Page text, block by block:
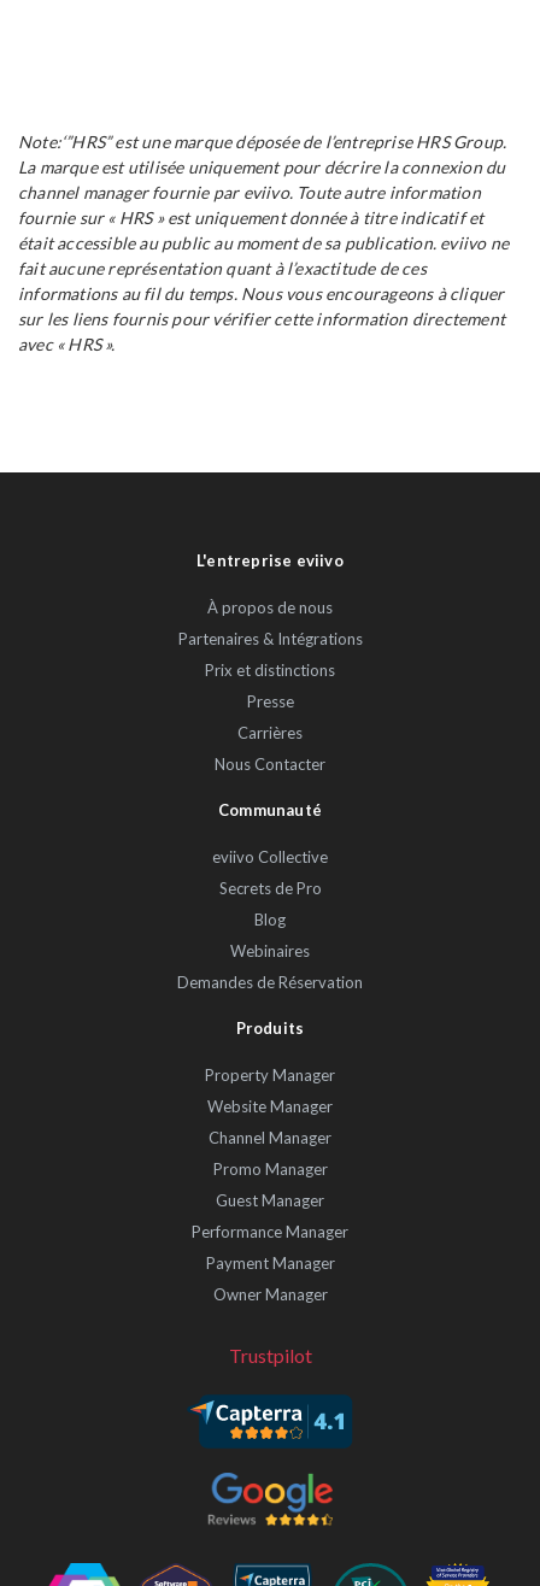
Note:‘”HRS” est une marque déposée de l’entreprise HRS Group.
La marque est utilisée uniquement pour décrire la connexion du
channel manager fournie par eviivo. Toute autre information
fournie sur « HRS » est uniquement donnée à titre indicatif et
était accessible au public au moment de sa publication. eviivo ne
fait aucune représentation quant à l’exactitude de ces
informations au fil du temps. Nous vous encourageons à cliquer
sur les liens fournis pour vérifier cette information directement
avec « HRS ».
L'entreprise eviivo
À propos de nous
Partenaires & Intégrations
Prix et distinctions
Presse
Carrières
Nous Contacter
Communauté
eviivo Collective
Secrets de Pro
Blog
Webinaires
Demandes de Réservation
Produits
Property Manager
Website Manager
Channel Manager
Promo Manager
Guest Manager
Performance Manager
Payment Manager
Owner Manager
Trustpilot